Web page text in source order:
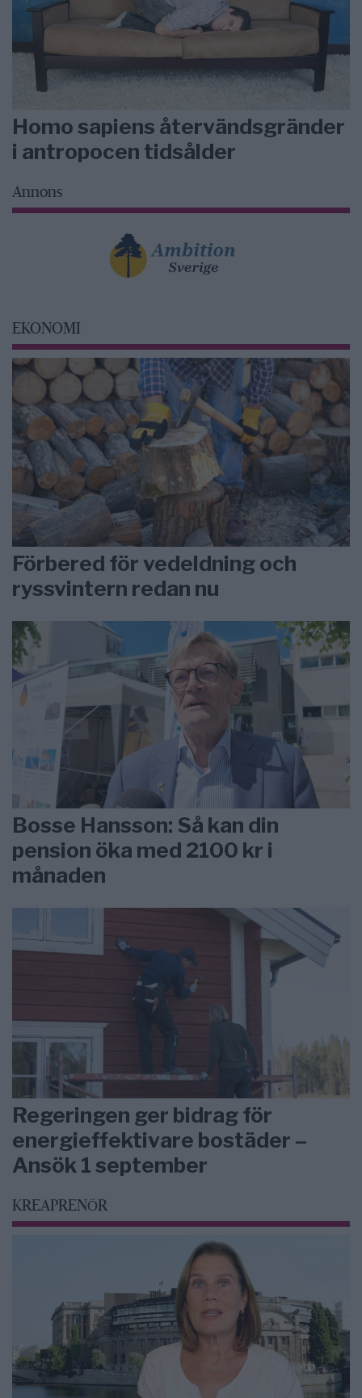
Homo sapiens återvändsgränder
i antropocen tidsålder
Annons
EKONOMI
Förbered för vedeldning och
ryssvintern redan nu
Bosse Hansson: Så kan din
pension öka med 2100 kr i
månaden
Regeringen ger bidrag för
energieffektivare bostäder –
Ansök 1 september
KREAPRENÖR